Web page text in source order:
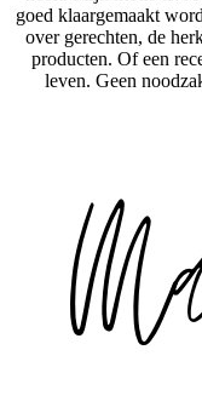
goed klaargemaakt
over gerechten, de
producten. Of een
leven. Geen